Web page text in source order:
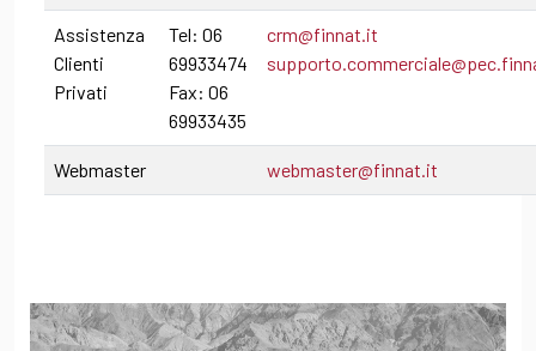
Assistenza
Clienti
Privati
Tel: 06
69933474
Fax: 06
69933435
crm@finnat.it
Webmaster webmaster@finnat.it